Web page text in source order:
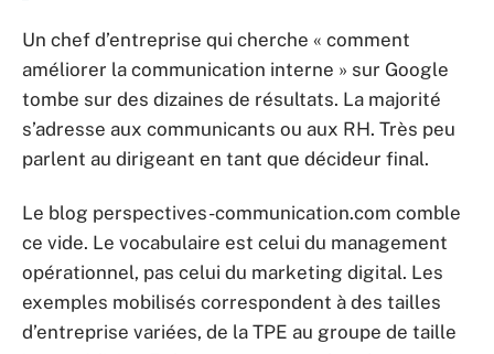
Un chef d’entreprise qui cherche « comment
améliorer la communication interne » sur Google
tombe sur des dizaines de résultats. La majorité
s’adresse aux communicants ou aux RH. Très peu
parlent au dirigeant en tant que décideur final.
Le blog perspectives-communication.com comble
ce vide. Le vocabulaire est celui du management
opérationnel, pas celui du marketing digital. Les
exemples mobilisés correspondent à des tailles
d’entreprise variées, de la TPE au groupe de taille